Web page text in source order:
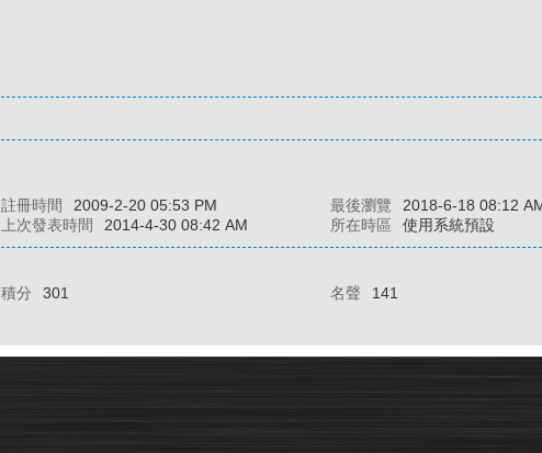
註冊時間 2009-2-20 05:53 PM 最後瀏覽
2018-6-18 08:12
上次發表時間 2014-4-30 08:42 AM 所在時區 使用系統預設
積分 301 名聲
141